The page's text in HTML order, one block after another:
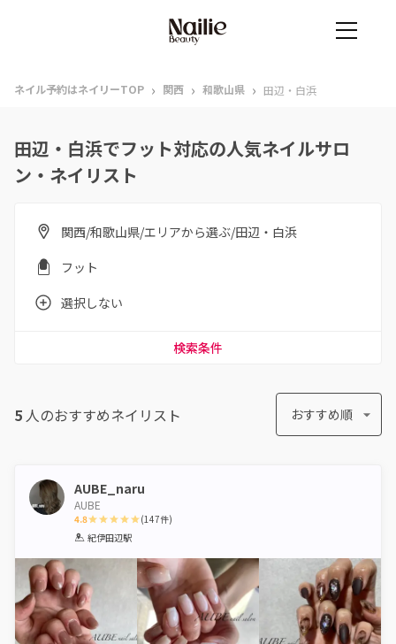
ネイル予約はネイリーTOP › 関西 › 和歌山県 › 田辺・白浜
田辺・白浜でフット対応の人気ネイルサロ
ン・ネイリスト
関西/和歌山県/エリアから選ぶ/田辺・白浜
フット
選択しない
検索条件
5 人のおすすめネイリスト おすすめ順
AUBE_naru
AUBE
4.8
1 2 3 4 5
(147件)
紀伊田辺駅